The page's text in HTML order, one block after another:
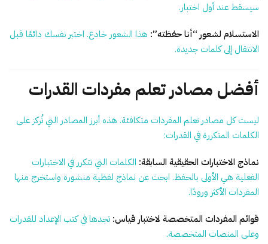
سيسقط عند أول اختبار.
الاستسلام لشعور “أنا حفظته”: هذا الشعور خادع. اختبر نفسك دائمًا قبل
الانتقال إلى كلمات جديدة.
أفضل مصادر تعلم مفردات القدرات
ليست كل مصادر تعلم المفردات متكافئة. هذه أبرز المصادر التي تُركز على
الكلمات المتكررة في القدرات:
نماذج الاختبارات الحقيقية السابقة: الكلمات التي تتكرر في الاختبارات
الفعلية هي الأولى بالحفظ. ابحث عن نماذج لفظية منشورة واستخرج منها
المفردات الأكثر ورودًا.
قوائم المفردات المتخصصة لاختبار قياس: تجدها في كتب الإعداد للقدرات
وعلى المنصات المتخصصة.